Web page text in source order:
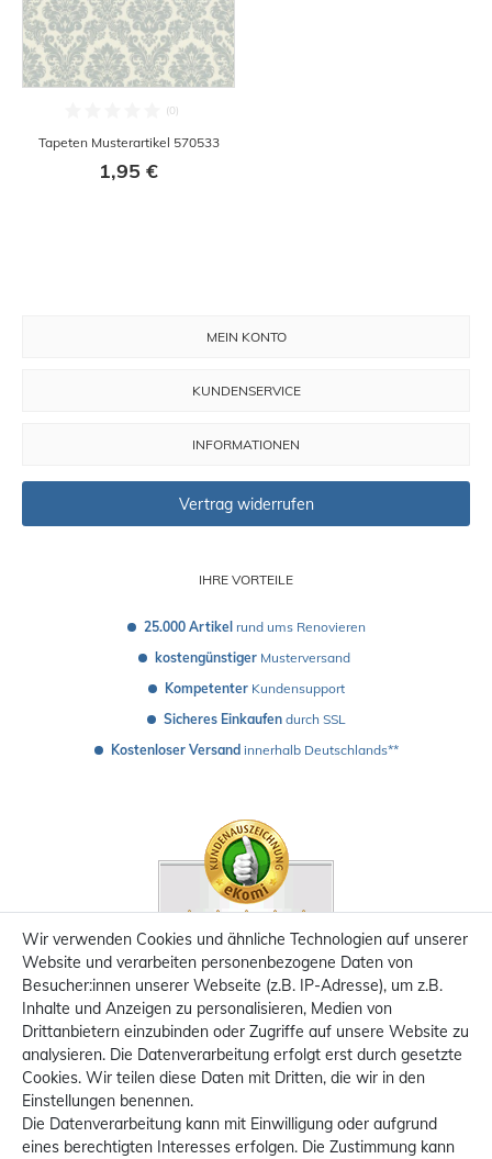
Tapeten Musterartikel 570533
1,95 €
IHRE VORTEILE
25.000 Artikel rund ums Renovieren
kostengünstiger Musterversand
Kompetenter Kundensupport
Sicheres Einkaufen durch SSL
Kostenloser Versand innerhalb Deutschlands**
MEIN KONTO
KUNDENSERVICE
INFORMATIONEN
Vertrag widerrufen
Wir verwenden Cookies und ähnliche Technologien auf unserer
Website und verarbeiten personenbezogene Daten von
Besucher:innen unserer Webseite (z.B. IP-Adresse), um z.B.
Inhalte und Anzeigen zu personalisieren, Medien von
Drittanbietern einzubinden oder Zugriffe auf unsere Website zu
analysieren. Die Datenverarbeitung erfolgt erst durch gesetzte
Cookies. Wir teilen diese Daten mit Dritten, die wir in den
Einstellungen benennen.
Die Datenverarbeitung kann mit Einwilligung oder aufgrund
eines berechtigten Interesses erfolgen. Die Zustimmung kann